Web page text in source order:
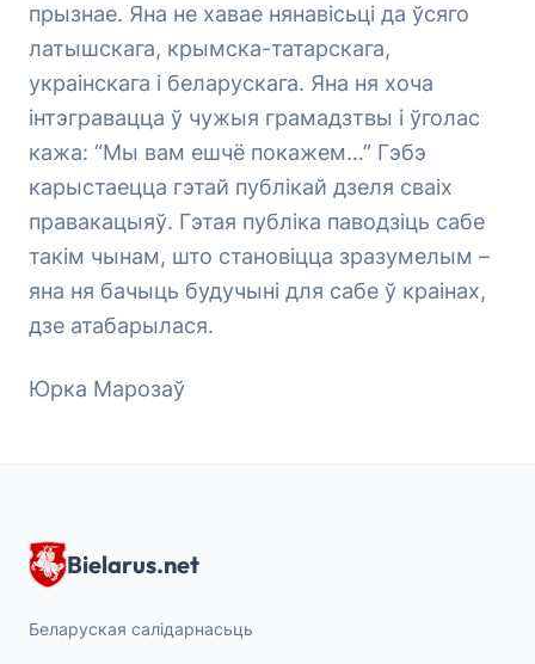
прызнае. Яна не хавае нянавісьці да ўсяго
латышскага, крымска-татарскага,
украінскага і беларускага. Яна ня хоча
інтэгравацца ў чужыя грамадзтвы і ўголас
кажа: “Мы вам ешчё покажем…” Гэбэ
карыстаецца гэтай публікай дзеля сваіх
правакацыяў. Гэтая публіка паводзіць сабе
такім чынам, што становіцца зразумелым –
яна ня бачыць будучыні для сабе ў краінах,
дзе атабарылася.
Юрка Марозаў
Bielarus.net
Беларуская салідарнасьць